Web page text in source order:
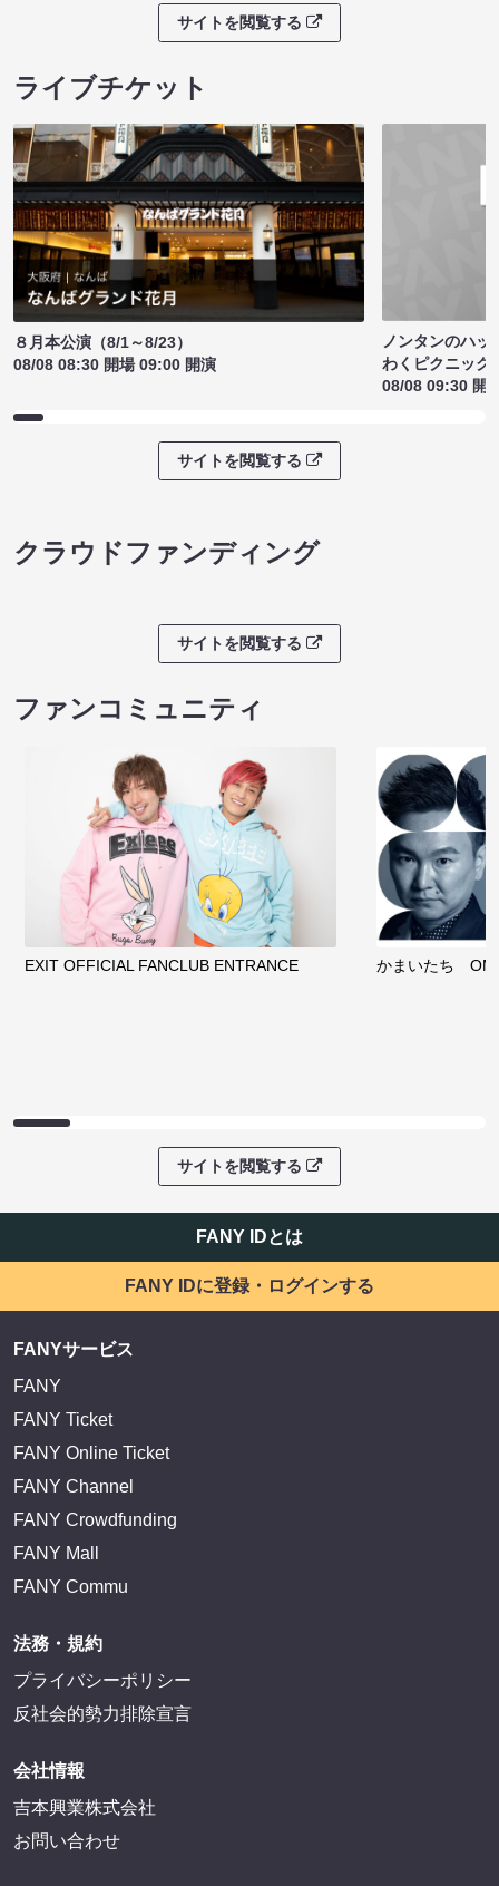
サイトを閲覧する
ライブチケット
８月本公演（8/1～8/23）
08/08 08:30 開場 09:00 開演
ノンタンのハッ
わくピクニック
08/08 09:30 開
サイトを閲覧する
クラウドファンディング
サイトを閲覧する
ファンコミュニティ
EXIT OFFICIAL FANCLUB ENTRANCE かまいたち
サイトを閲覧する
FANY IDとは
FANY IDに登録・ログインする
FANYサービス
FANY
FANY Ticket
FANY Online Ticket
FANY Channel
FANY Crowdfunding
FANY Mall
FANY Commu
法務・規約
プライバシーポリシー
反社会的勢力排除宣言
会社情報
吉本興業株式会社
お問い合わせ